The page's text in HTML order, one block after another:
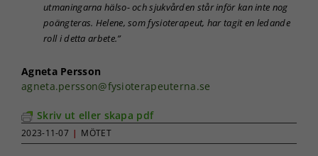
utmaningarna hälso- och sjukvården står inför kan inte nog
poängteras. Helene, som fysioterapeut, har tagit en ledande
roll i detta arbete.”
Agneta Persson
agneta.persson@fysioterapeuterna.se
Skriv ut eller skapa pdf
2023-11-07 | MÖTET